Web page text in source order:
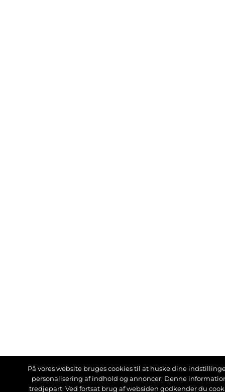
På vores website bruges cookies til at huske dine
personalisering af indhold og annoncer. Denne
tredjepart. Ved fortsat brug af websiden godkender du